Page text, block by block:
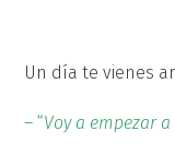
Un día te vienes
– “Voy a empezar